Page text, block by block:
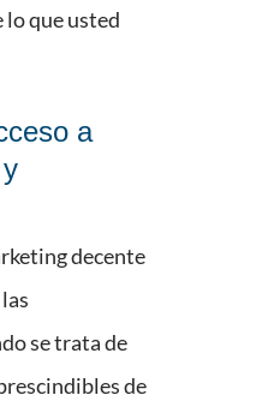
que usted
a
decente
se trata de
de